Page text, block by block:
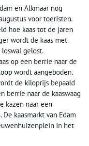
en Alkmaar nog
voor toeristen.
hoe kaas tot de jaren
wordt de kaas met
gelost.
op een berrie naar de
wordt aangeboden.
de kiloprijs bepaald
berrie naar de kaaswaag
kazen naar een
kaasmarkt van Edam
in het